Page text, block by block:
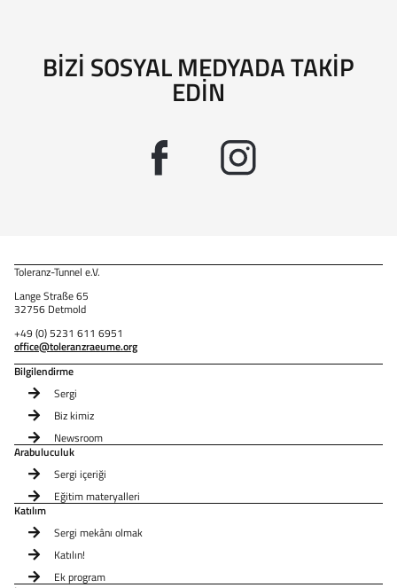
BIZI SOSYAL MEDYADA TAKIP
EDIN
Toleranz-Tunnel e.V.
Lange Straße 65
32756 Detmold
+49 (0) 5231 611 6951
office@toleranzraeume.org
Bilgilendirme
Sergi
Biz kimiz
Newsroom
Arabuluculuk
Sergi içeriği
Eğitim materyalleri
Katılım
Sergi mekânı olmak
Katılın!
Ek program